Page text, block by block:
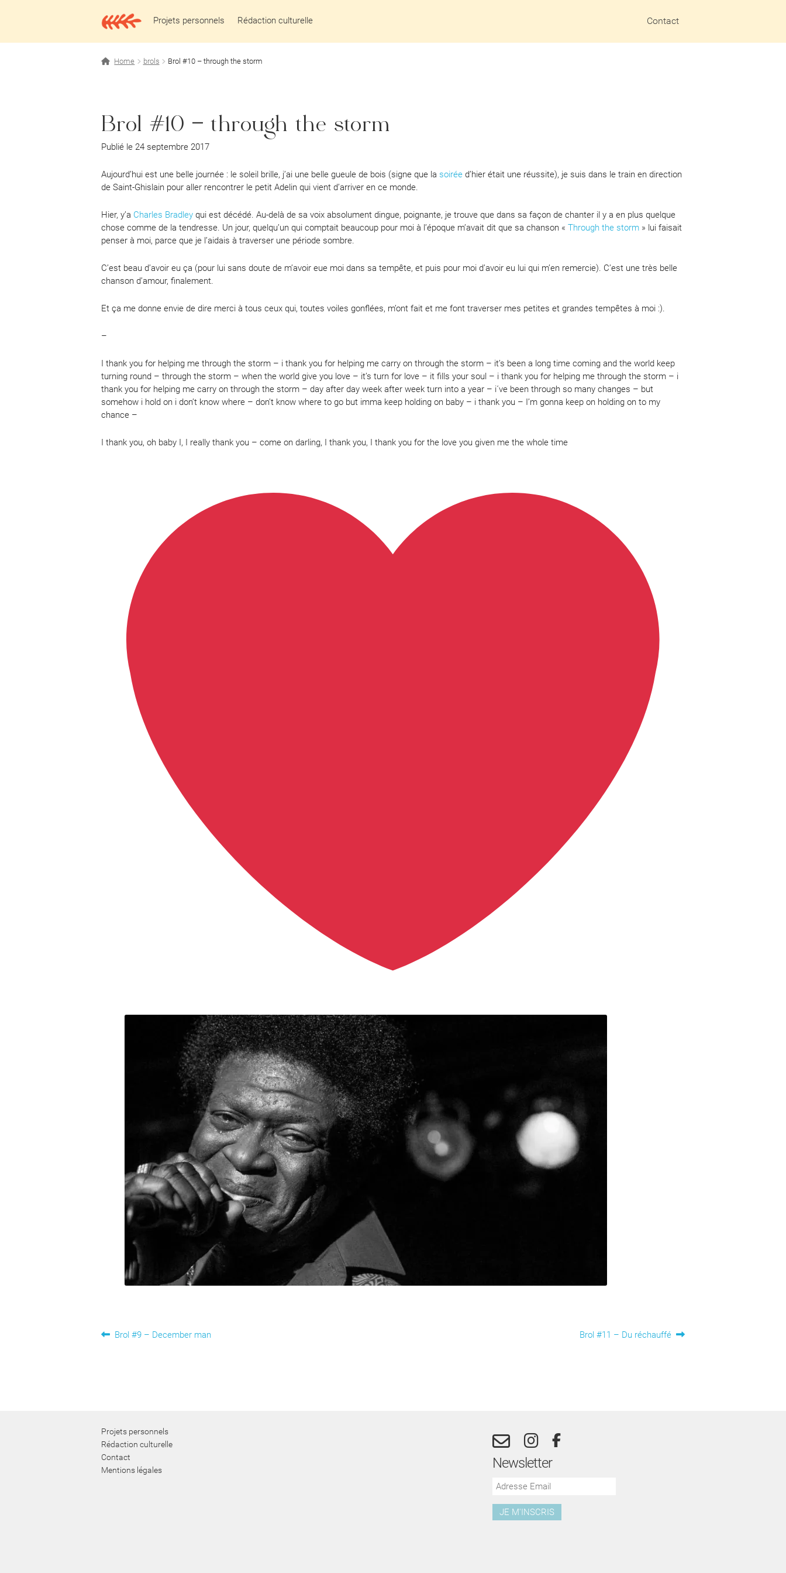
à
au
Projets personnels Rédaction culturelle Contact
Home brols Brol #10 – through the storm
Brol #10 – through the storm
Publié le 24 septembre 2017
Aujourd’hui est une belle journée : le soleil brille, j’ai une belle gueule de bois (signe que la soirée d’hier était une réussite), je suis dans le train en direction
de Saint-Ghislain pour aller rencontrer le petit Adelin qui vient d’arriver en ce monde.
Hier, y’a Charles Bradley qui est décédé. Au-delà de sa voix absolument dingue, poignante, je trouve que dans sa façon de chanter il y a en plus quelque
chose comme de la tendresse. Un jour, quelqu’un qui comptait beaucoup pour moi à l’époque m’avait dit que sa chanson «Through the storm » lui faisait
penser à moi, parce que je l’aidais à traverser une période sombre.
C’est beau d’avoir eu ça (pour lui sans doute de m’avoir eue moi dans sa tempête, et puis pour moi d’avoir eu lui qui m’en remercie). C’est une très belle
chanson d’amour, finalement.
Et ça me donne envie de dire merci à tous ceux qui, toutes voiles gonflées, m’ont fait et me font traverser mes petites et grandes tempêtes à moi :).
–
I thank you for helping me through the storm – i thank you for helping me carry on through the storm – it’s been a long time coming and the world keep
turning round – through the storm – when the world give you love – it’s turn for love – it fills your soul – i thank you for helping me through the storm – i
thank you for helping me carry on through the storm – day after day week after week turn into a year – i´ve been through so many changes – but
somehow i hold on i don’t know where – don’t know where to go but imma keep holding on baby – i thank you – I’m gonna keep on holding on to my
chance –
I thank you, oh baby I, I really thank you – come on darling, I thank you, I thank you for the love you given me the whole time
Navigation
Article
Brol #9 – December man
Article
Brol #11 – Du réchauffé
Projets personnels
Rédaction culturelle
Contact
Mentions légales
Newsletter